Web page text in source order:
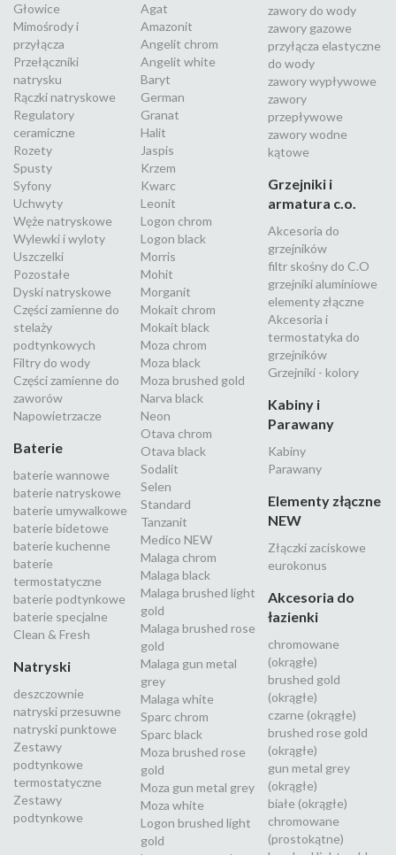
Głowice
Mimośrody i
przyłącza
Przełączniki
natrysku
Rączki natryskowe
Regulatory
ceramiczne
Rozety
Spusty
Syfony
Uchwyty
Węże natryskowe
Wylewki i wyloty
Uszczelki
Pozostałe
Dyski natryskowe
Części zamienne do
stelaży
podtynkowych
Filtry do wody
Części zamienne do
zaworów
Napowietrzacze
Baterie
baterie wannowe
baterie natryskowe
baterie umywalkowe
baterie bidetowe
baterie kuchenne
baterie
termostatyczne
baterie podtynkowe
baterie specjalne
Clean & Fresh
Natryski
deszczownie
natryski przesuwne
natryski punktowe
Zestawy
podtynkowe
termostatyczne
Zestawy
podtynkowe
Agat
Amazonit
Angelit chrom
Angelit white
Baryt
German
Granat
Halit
Jaspis
Krzem
Kwarc
Leonit
Logon chrom
Logon black
Morris
Mohit
Morganit
Mokait chrom
Mokait black
Moza chrom
Moza black
Moza brushed gold
Narva black
Neon
Otava chrom
Otava black
Sodalit
Selen
Standard
Tanzanit
Medico NEW
Malaga chrom
Malaga black
Malaga brushed light
gold
Malaga brushed rose
gold
Malaga gun metal
grey
Malaga white
Sparc chrom
Sparc black
Moza brushed rose
gold
Moza gun metal grey
Moza white
Logon brushed light
gold
zawory do wody
zawory gazowe
przyłącza elastyczne
do wody
zawory wypływowe
zawory
przepływowe
zawory wodne
kątowe
Grzejniki i
armatura c.o.
Akcesoria do
grzejników
filtr skośny do C.O
grzejniki aluminiowe
elementy złączne
Akcesoria i
termostatyka do
grzejników
Grzejniki - kolory
Kabiny i
Parawany
Kabiny
Parawany
Elementy złączne
NEW
Złączki zaciskowe
eurokonus
Akcesoria do
łazienki
chromowane
(okrągłe)
brushed gold
(okrągłe)
czarne (okrągłe)
brushed rose gold
(okrągłe)
gun metal grey
(okrągłe)
białe (okrągłe)
chromowane
(prostokątne)